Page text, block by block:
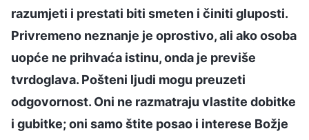
razumjeti i prestati biti smeten i činiti gluposti.
Privremeno neznanje je oprostivo, ali ako osoba
uopće ne prihvaća istinu, onda je previše
tvrdoglava. Pošteni ljudi mogu preuzeti
odgovornost. Oni ne razmatraju vlastite dobitke
i gubitke; oni samo štite posao i interese Božje